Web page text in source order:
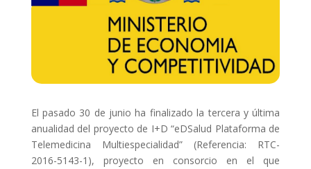
El pasado 30 de junio ha finalizado la tercera y última
anualidad del proyecto de I+D “eDSalud Plataforma de
Telemedicina Multiespecialidad” (Referencia: RTC-
2016-5143-1), proyecto en consorcio en el que